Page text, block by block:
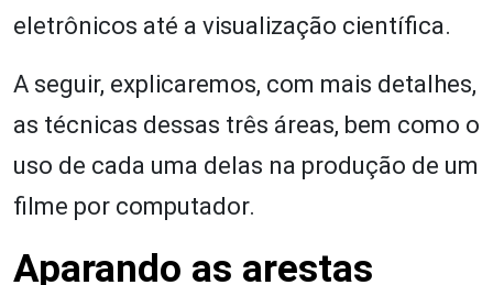
eletrônicos até a visualização científica.
A seguir, explicaremos, com mais detalhes,
as técnicas dessas três áreas, bem como o
uso de cada uma delas na produção de um
filme por computador.
Aparando as arestas